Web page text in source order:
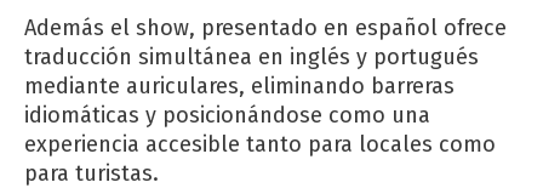
Además el show, presentado en español ofrece
traducción simultánea en inglés y portugués
mediante auriculares, eliminando barreras
idiomáticas y posicionándose como una
experiencia accesible tanto para locales como
para turistas.